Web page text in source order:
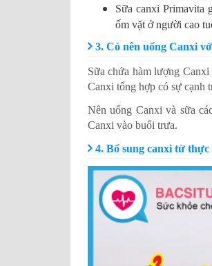
Sữa canxi Primavita
ốm vặt ở người cao
3. Có nên uống Canxi
Sữa chứa hàm lượng
Canxi tổng hợp có sự cạnh
Nên uống Canxi và sữa
Canxi vào buổi trưa.
4. Bổ sung canxi từ